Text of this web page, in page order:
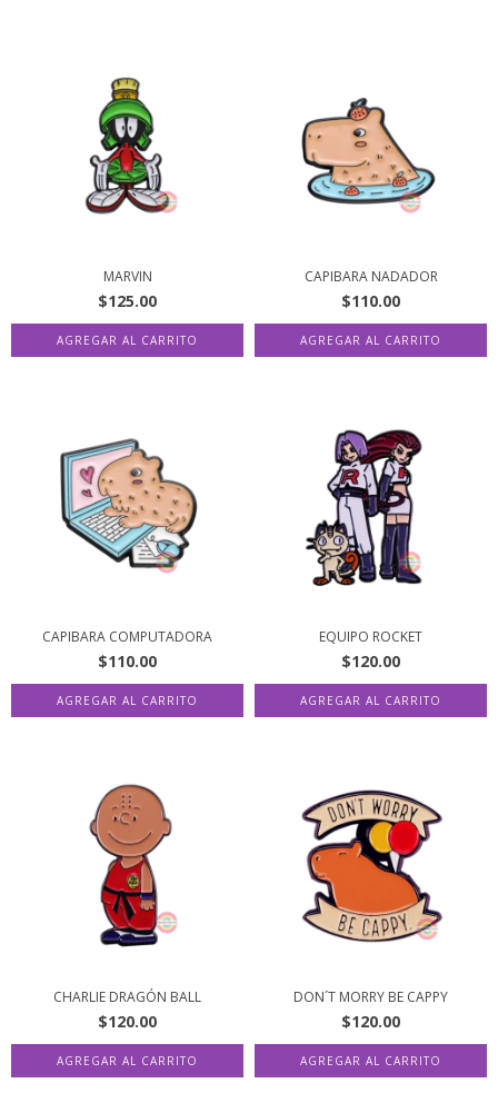
MARVIN
$125.00
CAPIBARA NADADOR
$110.00
CAPIBARA COMPUTADORA
$110.00
EQUIPO ROCKET
$120.00
CHARLIE DRAGÓN BALL
$120.00
DON´T MORRY BE CAPPY
$120.00